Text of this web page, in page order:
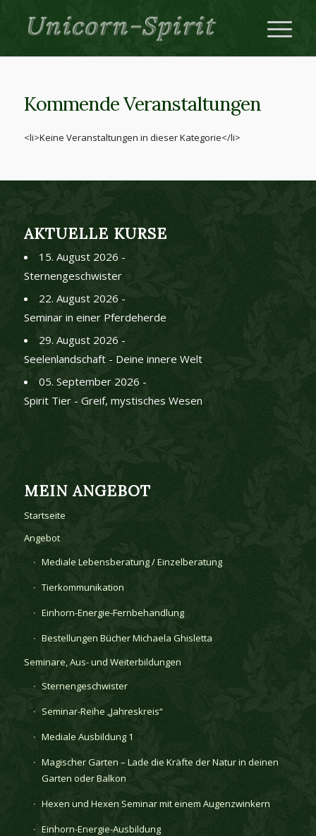
Kommende Veranstaltungen
<li>Keine Veranstaltungen in dieser Kategorie</li>
AKTUELLE KURSE
15. August 2026 -
Sternengeschwister
22. August 2026 -
Seminar in einer Pferdeherde
29. August 2026 -
Seelenlandschaft - Deine innere Welt
05. September 2026 -
Spirit Tier - Greif, mystisches Wesen
MEIN ANGEBOT
Startseite
Angebot
Mediale Lebensberatung / Einzelberatung
Tierkommunikation
Einhorn-Energie-Fernbehandlung
Bestellungen Bücher Michaela Ghisletta
Seminare, Aus- und Weiterbildungen
Sternengeschwister
Seminar-Reihe „Jahreskreis“
Mediale Ausbildung 1
Magischer Garten – Lade die Kräfte der Natur in deinen
Garten oder Balkon
Hexen und Hexen Seminar mit einem Augenzwinkern
Einhorn-Energie-Ausbildung